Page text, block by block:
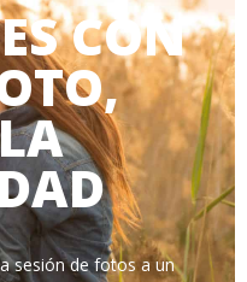
CON
sesión de fotos a un